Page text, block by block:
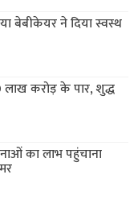
बेबीकेयर ने दिया स्वस्थ
लाख करोड़ के पार, शुद्ध
का लाभ पहुंचाना